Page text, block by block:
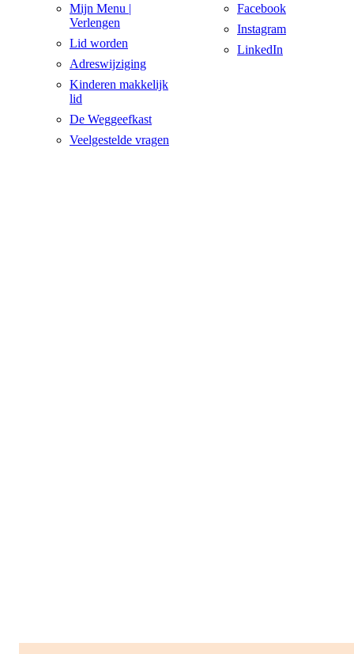
Mijn Menu |
Verlengen
Lid worden
Adreswijziging
Kinderen makkelijk
lid
De Weggeefkast
Veelgestelde vragen
Facebook
Instagram
LinkedIn